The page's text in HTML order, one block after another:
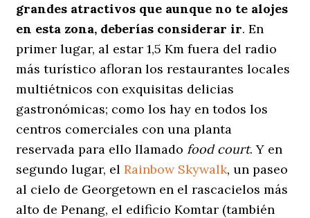
grandes atractivos que aunque no te alojes
en esta zona, deberías considerar ir. En
primer lugar, al estar 1,5 Km fuera del radio
más turístico afloran los restaurantes locales
multiétnicos con exquisitas delicias
gastronómicas; como los hay en todos los
centros comerciales con una planta
reservada para ello llamado food court. Y en
segundo lugar, elRainbow Skywalk, un paseo
al cielo de Georgetown en el rascacielos más
alto de Penang, el edificio Komtar (también